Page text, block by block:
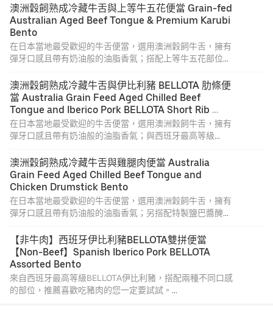
[便當內容] 七星米白飯、三種小菜、芥末、蒜味烤肉醬、附
湯。
[產地標示] 牛肉產地：澳洲•豬肉加工品(小菜培根)：荷蘭、
加拿大。
澳洲穀飼熟成冷藏牛舌與上等牛五花便當 Grain-fed
Australian Aged Beef Tongue & Premium Karubi
Bento
在日本當地最受歡迎的牛舌便當，選用澳洲穀飼牛舌，擁有
彈牙口感且帶有奶油般的油脂香氣；搭配上等牛五花部位，
[便當內容] 七星米白飯、三種小菜、柚子胡椒、蒜味烤肉
醬、附湯。
[產地標示] 牛肉產地：澳洲、日本•豬肉加工品(小菜培根)：
荷蘭、加拿大。
澳洲穀飼熟成冷藏牛舌與伊比利豬 BELLOTA 肋條便
當 Australia Grain Feed Aged Chilled Beef
Tongue and Iberico Pork BELLOTA Short Rib
Strips Bento
在日本當地最受歡迎的牛舌便當，選用澳洲穀飼牛舌，擁有
彈牙口感且帶有奶油般的油脂香氣；與西班牙最高等級
[便當內容] 七星米白飯、三種小菜、柚子胡椒、蒜味烤肉
醬、附湯。
[產地標示] 牛肉產地：澳洲•豬肉產地：西班牙•豬肉加工品
(小菜培根)：荷蘭、加拿大。
澳洲穀飼熟成冷藏牛舌與雞腿肉便當 Australia
Grain Feed Aged Chilled Beef Tongue and
Chicken Drumstick Bento
在日本當地最受歡迎的牛舌便當，選用澳洲穀飼牛舌，擁有
彈牙口感且帶有奶油般的油脂香氣；另搭配特製鹽巴醬醃過
[便當內容] 七星米白飯、三種小菜、柚子胡椒、蒜味烤肉
醬、附湯。
[產地標示] 牛肉產地：澳洲•豬肉加工品(小菜培根)：荷蘭、
加拿大。
【非牛肉】西班牙伊比利豬BELLOTA雙拼便當
【Non-Beef】Spanish Iberico Pork BELLOTA
Assorted Bento
來自西班牙最高等級BELLOTA伊比利豬，搭配兩種不同口感
的部位，推薦喜歡吃豬肉的您一定要試試。